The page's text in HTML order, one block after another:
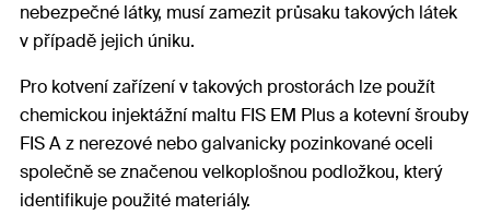
nebezpečné látky, musí zamezit průsaku takových látek
v případě jejich úniku.
Pro kotvení zařízení v takových prostorách lze použít
chemickou injektážní maltu FIS EM Plus a kotevní šrouby
FIS A z nerezové nebo galvanicky pozinkované oceli
společně se značenou velkoplošnou podložkou, který
identifikuje použité materiály.